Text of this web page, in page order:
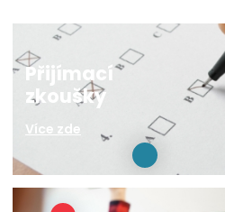
Přijímací
zkoušky
Více zde